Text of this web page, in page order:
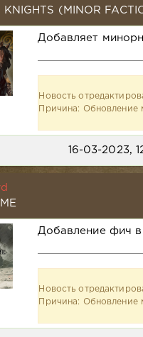
KNIGHTS (MINOR
Добавляет
Новость
Причина: Обновление
16-03-2023,
Добавление фич в
Новость
Причина: Обновление